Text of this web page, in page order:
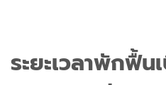
ระยะเวลาพักฟื้